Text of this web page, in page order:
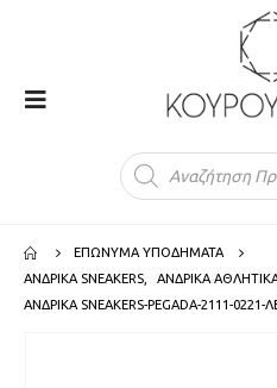
ΕΠΩΝΥΜΑ ΥΠΟΔΗΜΑΤΑ
ΑΝΔΡΙΚΑ SNEAKERS
ΑΝΔΡΙΚΑ
ΑΝΔΡΙΚΑ SNEAKERS-PEGADA-2111-0221-